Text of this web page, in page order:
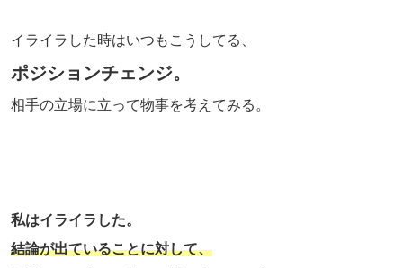
イライラした時はいつもこうしてる、
ポジションチェンジ。
相手の立場に立って物事を考えてみる。
私はイライラした。
結論が出ていることに対して、